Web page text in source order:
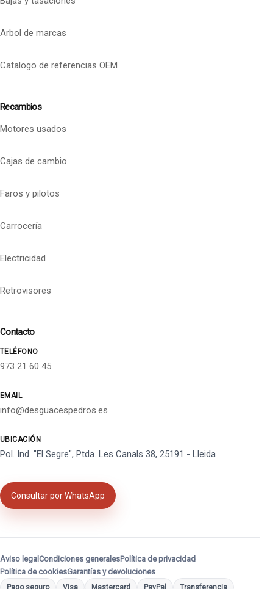
Arbol de marcas
Catalogo de referencias OEM
Recambios
Motores usados
Cajas de cambio
Faros y pilotos
Carrocería
Electricidad
Retrovisores
Contacto
TELÉFONO
973 21 60 45
EMAIL
info@desguacespedros.es
UBICACIÓN
Pol. Ind. "El Segre", Ptda. Les Canals 38, 25191 - Lleida
Consultar por WhatsApp
Aviso legal Condiciones generalesPolítica de privacidad
Política de cookiesGarantías y devoluciones
Pago seguro Visa Mastercard PayPal Transferencia